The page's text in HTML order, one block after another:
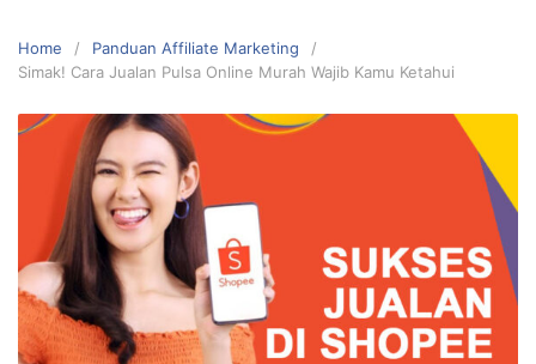
Home
Panduan Affiliate Marketing
Simak! Cara Jualan Pulsa Online Murah Wajib Kamu Ketahui